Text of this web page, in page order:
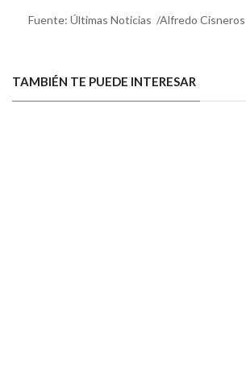
Fuente: Últimas Noticias /Alfredo Cisneros
TAMBIÉN TE PUEDE INTERESAR